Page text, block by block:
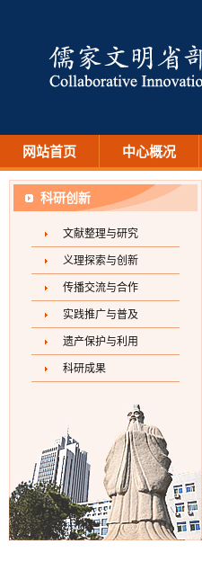
网站首页 中心概况
科研创新
文献整理与研究
义理探索与创新
传播交流与合作
实践推广与普及
遗产保护与利用
科研成果